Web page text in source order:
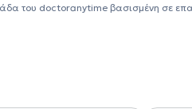
και επανορθωτική
στα Στρατιωτικά
Τσεχία. Ακόμη, εργάστηκε στην
εκάστοτε ασθενούς. Στο
του doctoranytime βασισμένη σε